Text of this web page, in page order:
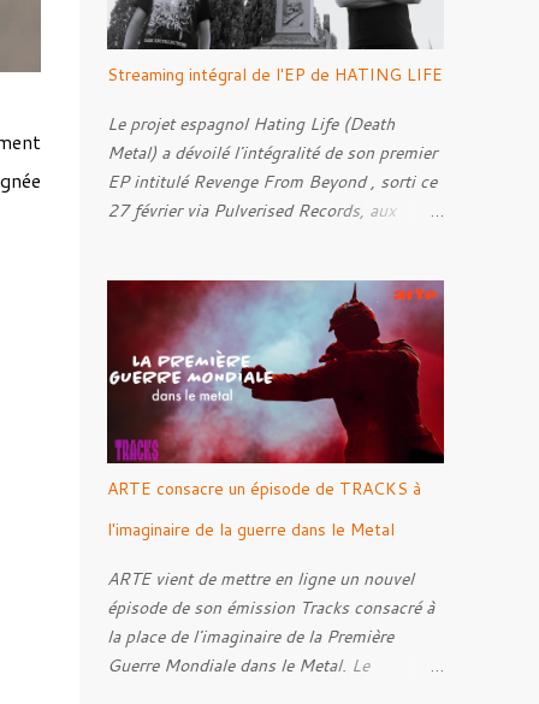
Streaming intégral de l'EP de HATING LIFE
Le projet espagnol Hating Life (Death
Metal) a dévoilé l'intégralité de son premier
EP intitulé Revenge From Beyond , sorti ce
27 février via Pulverised Records, aux
et mixé par Santi et l'artwork a été réalisé
par Luxi Lahtinen. Tracklist: 01. Into The
Grave 02. The Eternal Embrace 03. A
Somber Night 04. Rebellion Against The
Vile 05. Revenge From Beyond 06. The
Sense Of Fear
ARTE consacre un épisode de TRACKS à
l'imaginaire de la guerre dans le Metal
ARTE vient de mettre en ligne un nouvel
épisode de son émission Tracks consacré à
la place de l'imaginaire de la Première
Guerre Mondiale dans le Metal. Le